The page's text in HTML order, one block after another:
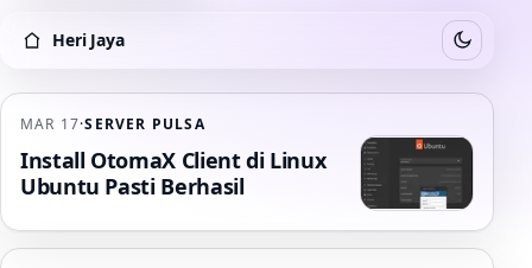
Heri Jaya
Heri Jaya Switch to
MAR 17·SERVER PULSA
Install OtomaX Client di Linux
Ubuntu Pasti Berhasil